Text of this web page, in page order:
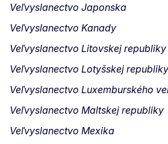
Veľvyslanectvo Japonska
Veľvyslanectvo Kanady
Veľvyslanectvo Litovskej republiky
Veľvyslanectvo Lotyšskej republiky
Veľvyslanectvo Luxemburského
Veľvyslanectvo Maltskej republiky
Veľvyslanectvo Mexika